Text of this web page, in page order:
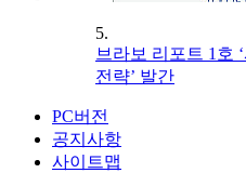
5.
브라보 리포트 1호
전략’ 발간
PC버전
공지사항
사이트맵